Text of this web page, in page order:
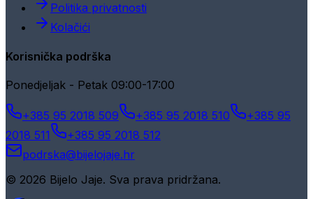
Politika privatnosti
Kolačići
Korisnička podrška
Ponedjeljak - Petak 09:00-17:00
+385 95 2018 509 +385 95 2018 510
+385 95
2018 511
+385 95 2018 512
podrska@bijelojaje.hr
© 2026 Bijelo Jaje. Sva prava pridržana.